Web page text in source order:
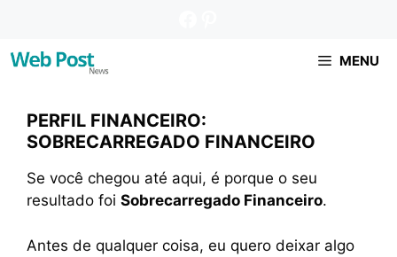
MENU
PERFIL FINANCEIRO:
SOBRECARREGADO FINANCEIRO
Se você chegou até aqui, é porque o seu
resultado foi Sobrecarregado Financeiro.
Antes de qualquer coisa, eu quero deixar algo